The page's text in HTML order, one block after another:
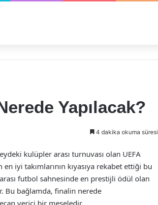
Yapılacak?
4 dakika okuma süresi
kulüpler arası turnuvası olan UEFA
iyi takımlarının kıyasıya rekabet ettiği bu
futbol sahnesinde en prestijli ödül olan
Bu bağlamda, finalin nerede
verici bir meseledir.